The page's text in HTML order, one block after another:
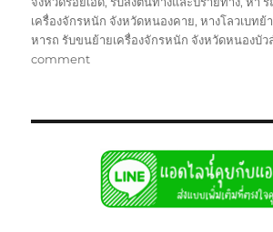
เครื่องจักรหนัก จังหวัดหนองคาย,หางโลวเบทย้
หารถ รับขนย้ายเครื่องจักรหนัก จังหวัดหนองบัว
commenton
บรรทุก
รับ
ส่ง